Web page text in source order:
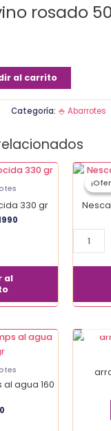
rosado
al carrito
Categoría: 🍚 Abarrotes
330 gr
El
precio
$1990.
al
Nescafe
dolca
tarro
gr
cantidad
agua 160